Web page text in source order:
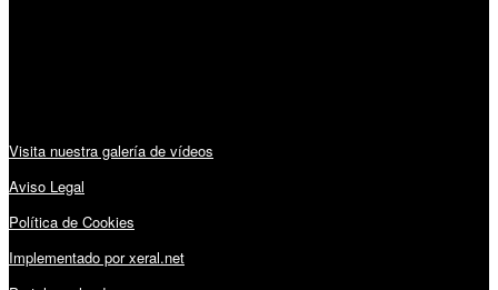
Visita nuestra galería de vídeos
Aviso Legal
Política de Cookies
Implementado por xeral.net